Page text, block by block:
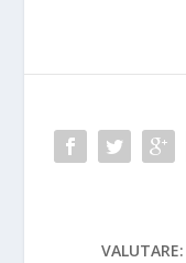
VALUTARE: